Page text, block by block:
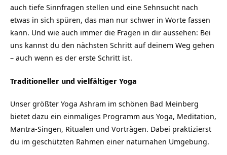
auch tiefe Sinnfragen stellen und eine Sehnsucht nach
etwas in sich spüren, das man nur schwer in Worte fassen
kann. Und wie auch immer die Fragen in dir aussehen: Bei
uns kannst du den nächsten Schritt auf deinem Weg gehen
– auch wenn es der erste Schritt ist.
Traditioneller und vielfältiger Yoga
Unser größter Yoga Ashram im schönen Bad Meinberg
bietet dazu ein einmaliges Programm aus Yoga, Meditation,
Mantra-Singen, Ritualen und Vorträgen. Dabei praktizierst
du im geschützten Rahmen einer naturnahen Umgebung.